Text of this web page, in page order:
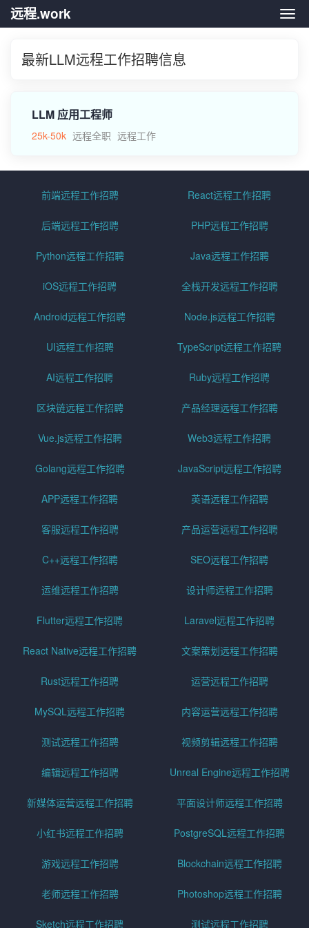
远
远程.work
最新LLM远程工作招聘信息
LLM 应用工程师
25k-50k 远程全职 远程工作
前端远程工作招聘 React远程工作招聘
后端远程工作招聘 PHP远程工作招聘
Python远程工作招聘 Java远程工作招聘
iOS远程工作招聘 全栈开发远程工作招聘
Android远程工作招聘 Node.js远程工作招聘
UI远程工作招聘 TypeScript远程工作招聘
AI远程工作招聘 Ruby远程工作招聘
区块链远程工作招聘 产品经理远程工作招聘
Vue.js远程工作招聘 Web3远程工作招聘
Golang远程工作招聘 JavaScript远程工作招聘
APP远程工作招聘 英语远程工作招聘
客服远程工作招聘 产品运营远程工作招聘
C++远程工作招聘 SEO远程工作招聘
运维远程工作招聘 设计师远程工作招聘
Flutter远程工作招聘 Laravel远程工作招聘
React Native远程工作招聘 文案策划远程工作招聘
Rust远程工作招聘 运营远程工作招聘
MySQL远程工作招聘 内容运营远程工作招聘
测试远程工作招聘 视频剪辑远程工作招聘
编辑远程工作招聘 Unreal Engine远程工作招聘
新媒体运营远程工作招聘 平面设计师远程工作招聘
小红书远程工作招聘 PostgreSQL远程工作招聘
游戏远程工作招聘 Blockchain远程工作招聘
老师远程工作招聘 Photoshop远程工作招聘
Sketch远程工作招聘 测试远程工作招聘